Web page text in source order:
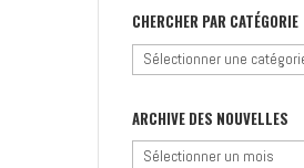
CHERCHER PAR CATÉGORIE
Chercher
catégorie
ARCHIVE DES NOUVELLES
Archive